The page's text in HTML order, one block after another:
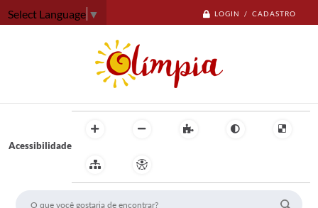
LOGIN / CADASTRO
Select Language ▼
Acessibilidade